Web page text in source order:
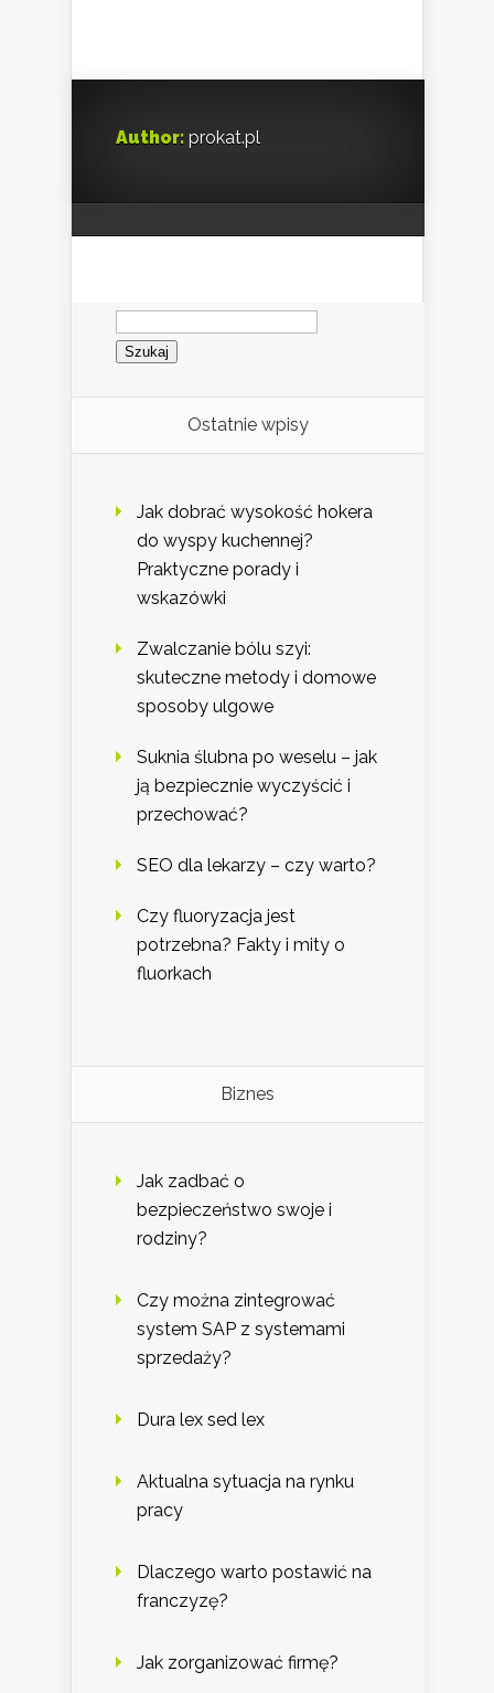
Author: prokat.pl
Szukaj:
Ostatnie wpisy
Jak dobrać wysokość hokera
do wyspy kuchennej?
Praktyczne porady i
wskazówki
Zwalczanie bólu szyi:
skuteczne metody i domowe
sposoby ulgowe
Suknia ślubna po weselu – jak
ją bezpiecznie wyczyścić i
przechować?
SEO dla lekarzy – czy warto?
Czy fluoryzacja jest
potrzebna? Fakty i mity o
fluorkach
Biznes
Jak zadbać o
bezpieczeństwo swoje i
rodziny?
Czy można zintegrować
system SAP z systemami
sprzedaży?
Dura lex sed lex
Aktualna sytuacja na rynku
pracy
Dlaczego warto postawić na
franczyzę?
Jak zorganizować firmę?